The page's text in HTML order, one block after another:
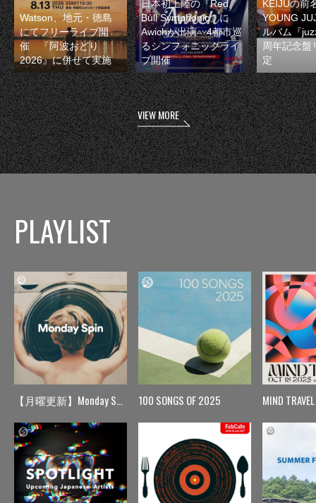
Watson、地元・徳島
にてフリーライブ開
催 『阿波おどり
2026』に併せて実施
日本初上陸の『Red
Bull Symphonic』に
Awichが出演 4都市巡
るシンフォニックライ
ブ開催
KEIJUの前
YOUNG
ルバム『
周年記念盤
定
VIEW MORE
PLAYLIST
【月曜更新】Monday Spin 100 SONGS OF 2025 MIND TRAVEL